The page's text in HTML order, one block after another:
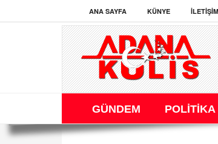
ANA SAYFA KÜNYE İLETIŞIM
GÜNDEM POLİTİKA